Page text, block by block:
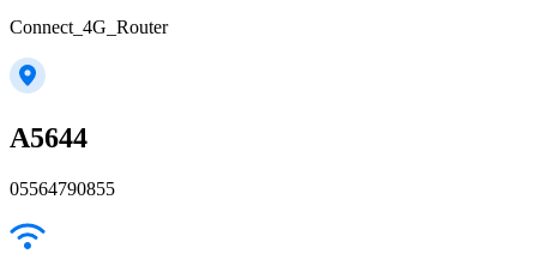
Connect_4G_Router
A5644
05564790855